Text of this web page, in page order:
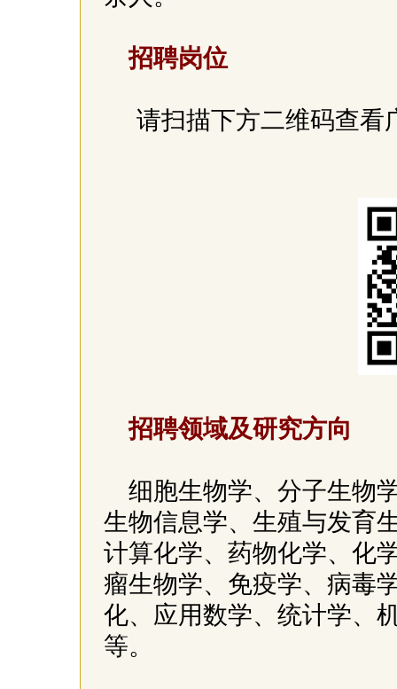
招聘岗位
请扫描下方二维码查看
招聘领域及研究方向
细胞生物学、分子生物
生物信息学、生殖与发育
计算化学、药物化学、化
瘤生物学、免疫学、病毒
化、应用数学、统计学、
等。